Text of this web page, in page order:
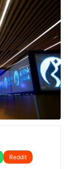
Reddit